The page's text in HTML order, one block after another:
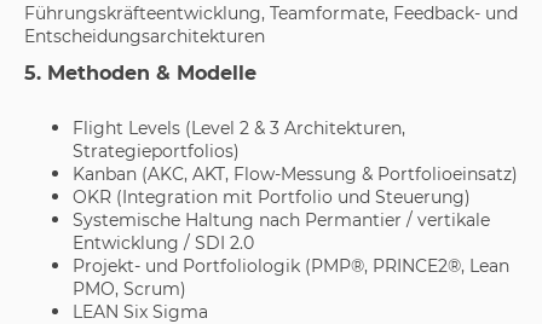
Führungskräfteentwicklung, Teamformate, Feedback- und
Entscheidungsarchitekturen
5. Methoden & Modelle
Flight Levels (Level 2 & 3 Architekturen,
Strategieportfolios)
Kanban (AKC, AKT, Flow-Messung & Portfolioeinsatz)
OKR (Integration mit Portfolio und Steuerung)
Systemische Haltung nach Permantier / vertikale
Entwicklung / SDI 2.0
Projekt- und Portfoliologik (PMP®, PRINCE2®, Lean
PMO, Scrum)
LEAN Six Sigma